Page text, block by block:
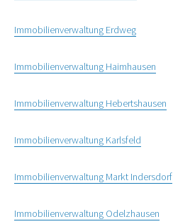
Immobilienverwaltung Erdweg
Immobilienverwaltung Haimhausen
Immobilienverwaltung Hebertshausen
Immobilienverwaltung Karlsfeld
Immobilienverwaltung Markt Indersdorf
Immobilienverwaltung Odelzhausen